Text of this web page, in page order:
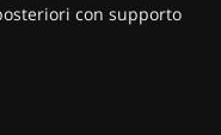
con supporto